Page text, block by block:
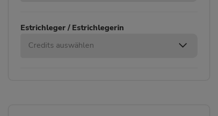
Estrichleger / Estrichlegerin
Credits auswählen